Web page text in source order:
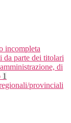
incompleta
da parte dei titolari
di
1
provinciali